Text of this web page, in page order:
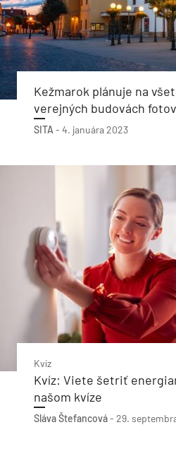
Kežmarok plánuje na
verejných budovách
SITA - 4. januára 2023
Kvíz
Kvíz: Viete šetriť
našom kvíze
Sláva Štefancová- 29.